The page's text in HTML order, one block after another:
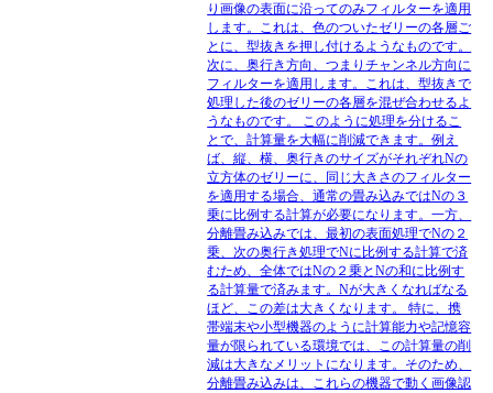
り画像の表面に沿ってのみフィルターを適用
します。これは、色のついたゼリーの各層ご
とに、型抜きを押し付けるようなものです。
次に、奥行き方向、つまりチャンネル方向に
フィルターを適用します。これは、型抜きで
処理した後のゼリーの各層を混ぜ合わせるよ
うなものです。 このように処理を分けるこ
とで、計算量を大幅に削減できます。例え
ば、縦、横、奥行きのサイズがそれぞれNの
立方体のゼリーに、同じ大きさのフィルター
を適用する場合、通常の畳み込みではNの３
乗に比例する計算が必要になります。一方、
分離畳み込みでは、最初の表面処理でNの２
乗、次の奥行き処理でNに比例する計算で済
むため、全体ではNの２乗とNの和に比例す
る計算量で済みます。Nが大きくなればなる
ほど、この差は大きくなります。 特に、携
帯端末や小型機器のように計算能力や記憶容
量が限られている環境では、この計算量の削
減は大きなメリットになります。そのため、
分離畳み込みは、これらの機器で動く画像認